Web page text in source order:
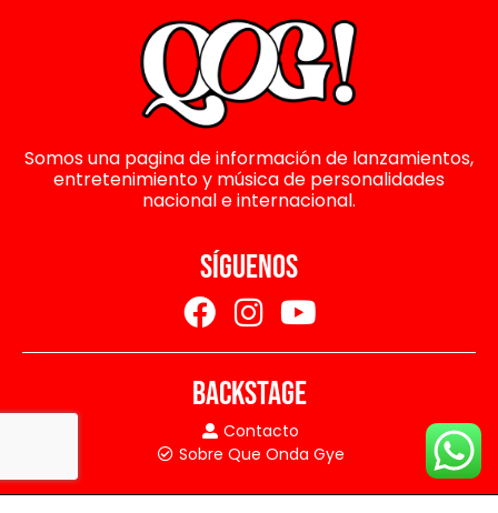
Somos una pagina de información de lanzamientos,
entretenimiento y música de personalidades
nacional e internacional.
SÍGUENOS
BACKSTAGE
Contacto
Sobre Que Onda Gye